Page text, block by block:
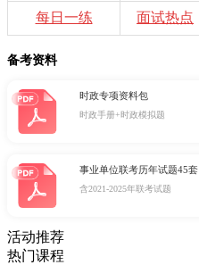
每日一练 面试热点
备考资料
时政专项资料包
时政手册+时政模拟题
事业单位联考历年试题45套
含2021-2025年联考试题
活动推荐
热门课程